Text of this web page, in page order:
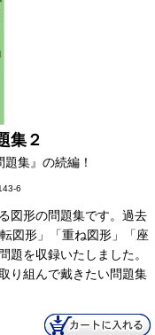
集２
集』の続編！
6
図形の問題集です。過去
図形」「重ね図形」「座
題を収録いたしました。
り組んで戴きたい問題集